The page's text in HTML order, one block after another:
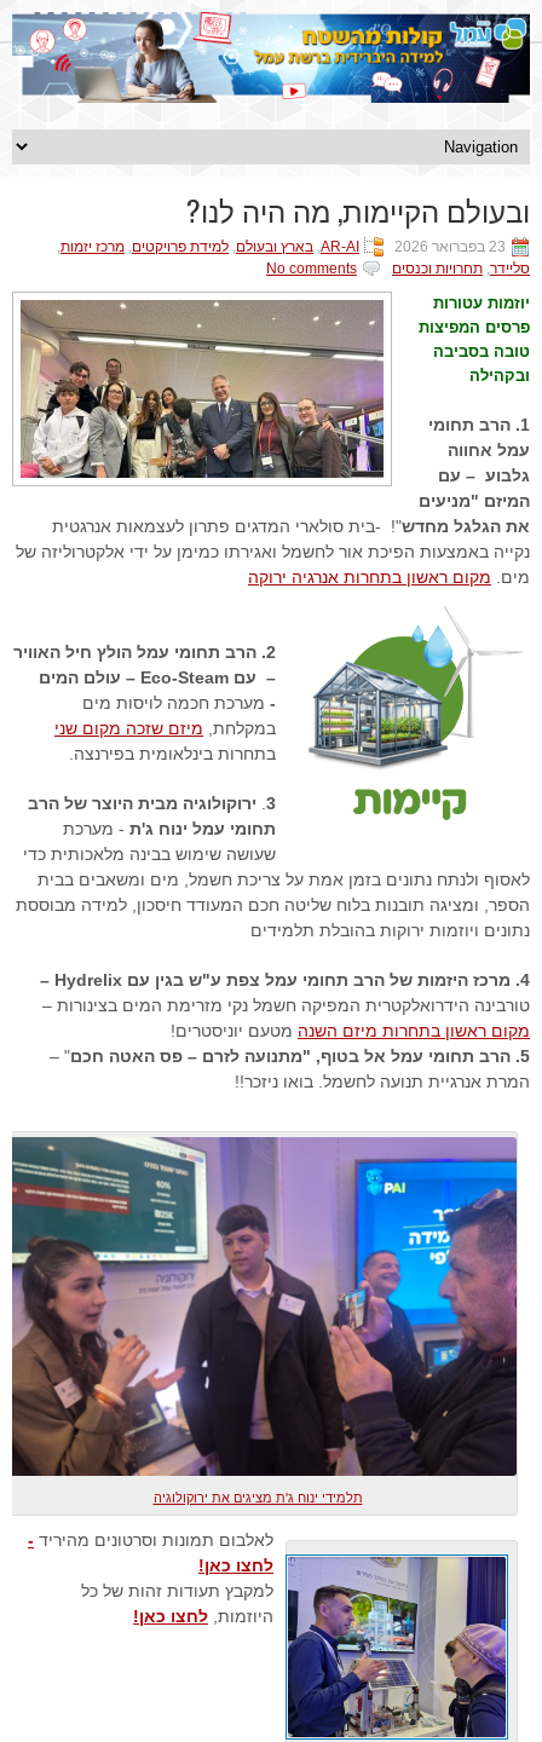
ובעולם הקיימות, מה היה לנו?
23 בפברואר 2026 AR-AI
, בארץ ובעולם, למידת פרויקטים, מרכז יזמות,
סליידר, תחרויות וכנסים No comments
יוזמות עטורות
פרסים המפיצות
טובה בסביבה
ובקהילה
1. הרב תחומי
עמל אחווה
גלבוע – עם
המיזם "מניעים
את הגלגל מחדש"! -בית סולארי המדגים פתרון לעצמאות אנרגטית
נקייה באמצעות הפיכת אור לחשמל ואגירתו כמימן על ידי אלקטרוליזה של
מים.
מקום ראשון בתחרות אנרגיה ירוקה
2. הרב תחומי עמל הולץ חיל האוויר
– עם Eco-Steam – עולם המים
מערכת חכמה לויסות מים
במקלחת, מיזם שזכה מקום שני
בתחרות בינלאומית בפירנצה.
3
. ירוקולוגיה מבית היוצר של הרב
תחומי עמל ינוח ג'ת- מערכת
שעושה שימוש בבינה מלאכותית כדי
לאסוף ולנתח נתונים בזמן אמת על צריכת חשמל, מים ומשאבים בבית
הספר, ומציגה תובנות בלוח שליטה חכם המעודד חיסכון, למידה מבוססת
נתונים ויוזמות ירוקות בהובלת תלמידים
4. מרכז היזמות של הרב תחומי עמל צפת ע"ש בגין עם
Hydrelix –
טורבינה הידרואלקטרית המפיקה חשמל נקי מזרימת המים בצינורות –
מקום ראשון בתחרות מיזם השנהמטעם יוניסטרים!
5. הרב תחומי עמל אל בטוף, "מתנועה לזרם – פס האטה חכם
" –
המרת אנרגיית תנועה לחשמל. בואו ניזכר!!
תלמידי ינוח ג'ת מציגים את ירוקולוגיה
לאלבום תמונות וסרטונים מהיריד-
לחצו כאן!
למקבץ תעודות זהות של כל
היוזמות, לחצו כאן!